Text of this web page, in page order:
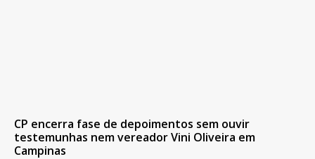
CP encerra fase de depoimentos sem ouvir
testemunhas nem vereador Vini Oliveira em
Campinas